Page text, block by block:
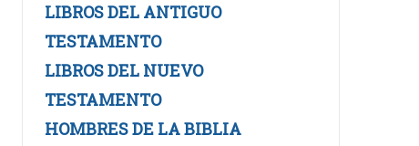
LIBROS DEL ANTIGUO
TESTAMENTO
LIBROS DEL NUEVO
TESTAMENTO
HOMBRES DE LA BIBLIA